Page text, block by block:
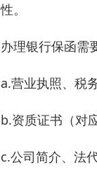
性。
办理银行保函需
a.营业执照、税
b.资质证书（对
c.公司简介、法